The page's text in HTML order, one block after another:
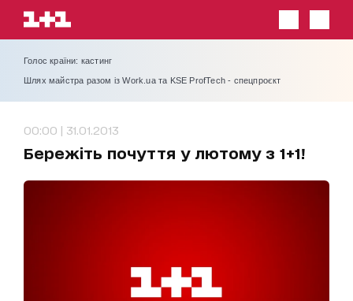
Голос країни: кастинг
Шлях майстра разом із Work.ua та KSE ProfTech - спецпроєкт
00:00 | 31.01.2013
Бережіть почуття у лютому з 1+1!